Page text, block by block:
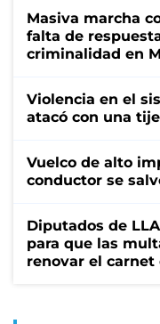
Masiva marcha
falta de
criminalidad en
Violencia en el
atacó con una
Vuelco de alto
conductor se
Diputados de
para que las
renovar el carnet